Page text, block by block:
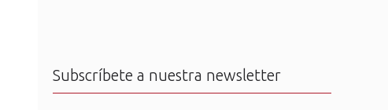
Subscríbete a nuestra newsletter